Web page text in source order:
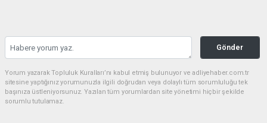
Gönder
Yorum yazarak Topluluk Kuralları’nı kabul etmiş bulunuyor ve adliyehaber.com.tr
sitesine yaptığınız yorumunuzla ilgili doğrudan veya dolaylı tüm sorumluluğu tek
başınıza üstleniyorsunuz. Yazılan tüm yorumlardan site yönetimi hiçbir şekilde
sorumlu tutulamaz.